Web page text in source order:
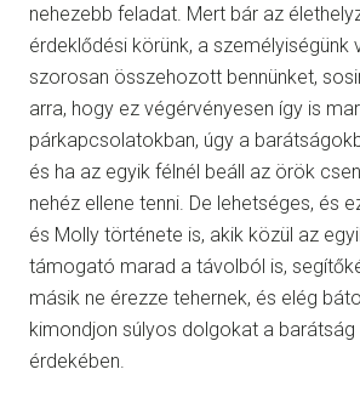
nehezebb feladat. Mert bár az
érdeklődési körünk, a személyiségünk
szorosan összehozott bennünket,
arra, hogy ez végérvényesen így is
párkapcsolatokban, úgy a
és ha az egyik félnél beáll az örök
nehéz ellene tenni. De lehetséges, és
és Molly története is, akik közül az
támogató marad a távolból is,
másik ne érezze tehernek, és elég
kimondjon súlyos dolgokat a
érdekében.